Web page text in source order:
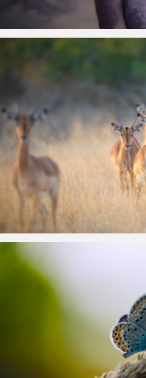
仙侠凌仙 紫色长卷发美女
高角羚4K壁纸